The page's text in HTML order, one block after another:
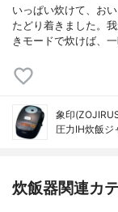
いっぱい炊けて、お
たどり着きました。
きモードで炊けば、
象印
圧力IH炊飯ジ
炊飯器関連カ